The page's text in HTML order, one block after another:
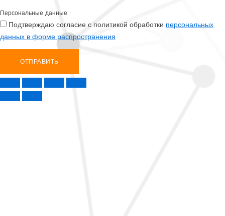
Персональные данные
Подтверждаю согласие с политикой обработки персональных
данных в форме распространения
ОТПРАВИТЬ